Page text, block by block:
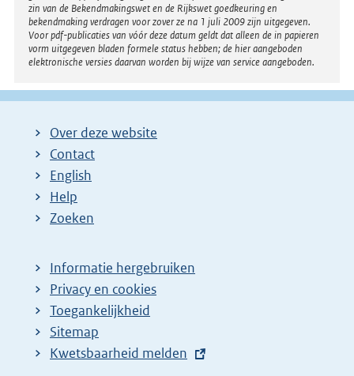
zin van de Bekendmakingswet en de Rijkswet goedkeuring en
bekendmaking verdragen voor zover ze na 1 juli 2009 zijn uitgegeven.
Voor pdf-publicaties van vóór deze datum geldt dat alleen de in papieren
vorm uitgegeven bladen formele status hebben; de hier aangeboden
elektronische versies daarvan worden bij wijze van service aangeboden.
Over deze website
Contact
English
Help
Zoeken
Informatie hergebruiken
Privacy en cookies
Toegankelijkheid
Sitemap
E
Kwetsbaarheid melden